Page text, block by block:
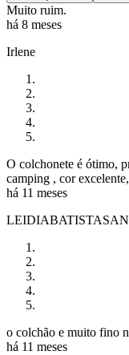
Muito ruim.
há 8 meses
Irlene
O colchonete é ótimo,
camping , cor
há 11 meses
o colchão e muito fino
há 11 meses